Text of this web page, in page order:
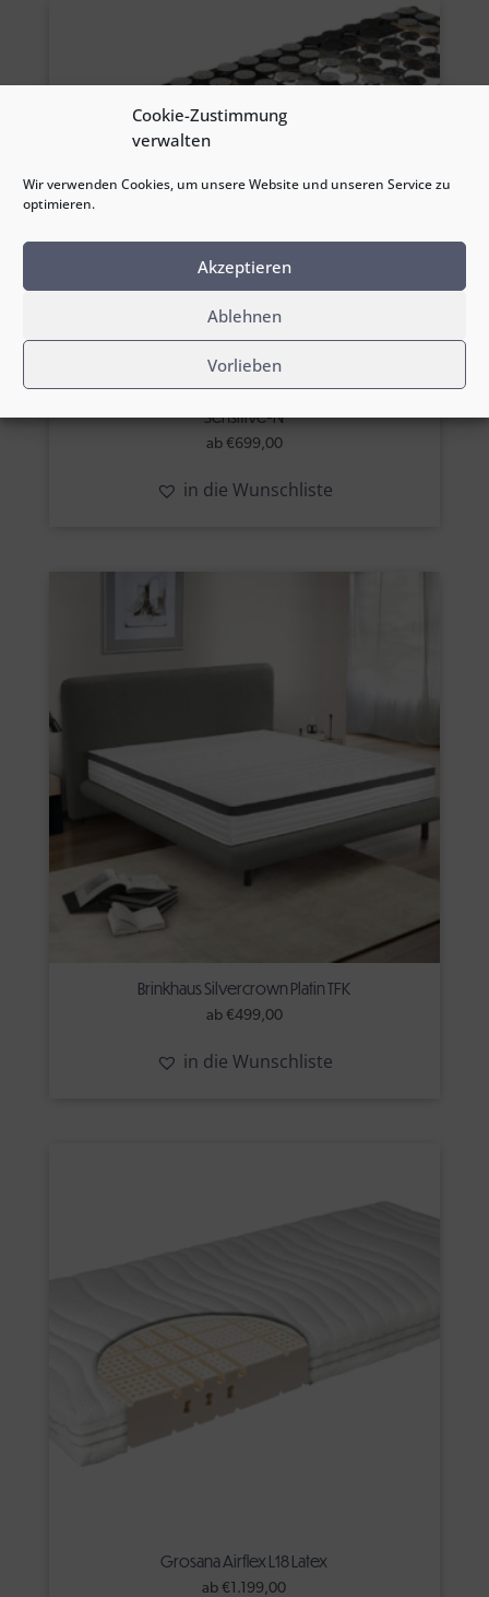
Cookie-Zustimmung
verwalten
Wir verwenden Cookies, um unsere Website und unseren Service zu
optimieren.
Akzeptieren
Ablehnen
Vorlieben
Sensitive-N
ab €699,00
in die Wunschliste
Brinkhaus Silvercrown Platin TFK
ab €499,00
in die Wunschliste
Grosana Airflex L18 Latex
ab€1.199,00